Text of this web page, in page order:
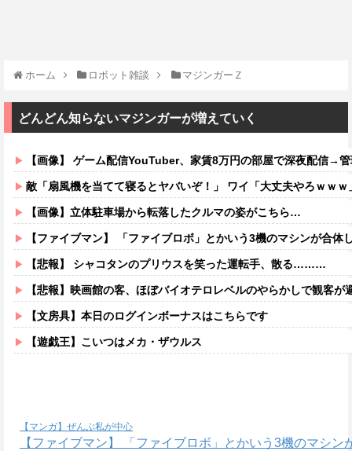
ホーム ロボット雑談 マジンガーＺ
どんどん知らないマジンガーが増えていく
【画像】 ゲーム配信YouTuber、家賃8万円の部屋で深夜配信→管理会社
敵「扇風機を当てて寝るとヤバいぞ！」 ワイ「大丈夫やろｗｗｗ
【画像】立体駐車場から転落したクルマの姿がこちら…
【ファイブマン】 「ファイブロボ」とかいう3機のマシンが合体
【悲報】 シャコタンのプリウスを笑った運転手、散る………
【悲報】映画館の客、ほぼバイオテロレベルのやらかしで観客が
【文房具】本日のログインボーナスはこちらです
【遊戯王】こいつはメカ・ザウルス
【マンガ】ぜんぶ私が中心
【ファイブマン】 「ファイブロボ」とかいう3機のマシン